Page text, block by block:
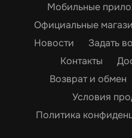
Мобильные
Официальные
Новости
Задать
Контакты
Возврат и обмен
Условия
Политика